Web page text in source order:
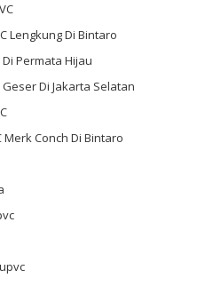
Lengkung Di Bintaro
Permata Hijau
Di Jakarta Selatan
Merk Conch Di Bintaro